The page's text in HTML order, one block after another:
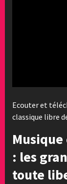
Ecouter et
classique libre
: les
toute